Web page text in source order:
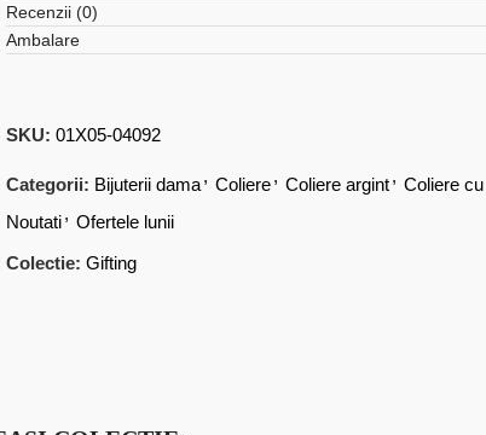
Recenzii (0)
Ambalare
SKU: 01X05-04092
Categorii: Bijuterii dama, Coliere, Coliere argint, Coliere
Noutati, Ofertele lunii
Colectie: Gifting